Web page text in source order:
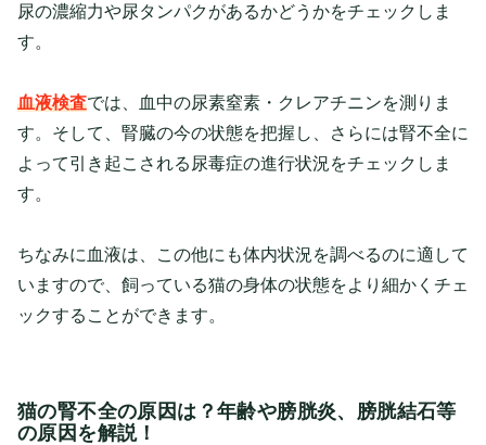
尿の濃縮力や尿タンパクがあるかどうかをチェックしま
す。
血液検査では、血中の尿素窒素・クレアチニンを測りま
す。そして、腎臓の今の状態を把握し、さらには腎不全に
よって引き起こされる尿毒症の進行状況をチェックしま
す。
ちなみに血液は、この他にも体内状況を調べるのに適して
いますので、飼っている猫の身体の状態をより細かくチェ
ックすることができます。
猫の腎不全の原因は？年齢や膀胱炎、膀胱結石等
の原因を解説！